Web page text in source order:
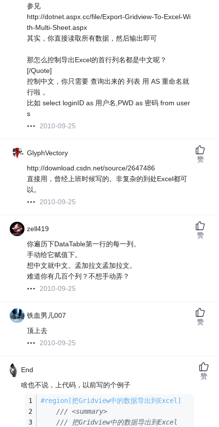
参见
http://dotnet.aspx.cc/file/Export-Gridview-To-Excel-Wi
th-Multi-Sheet.aspx
其实，你直接读取所有数据，然后输出即可
那怎么控制导出Excel的首行列名都是中文呢？
[/Quote]
控制中文，你只需要 查询出来的 列表 用 AS 重命名就
行啦 。
比如 select loginID as 用户名,PWD as 密码 from user
s
2010-09-25
GlyphVectory
http://download.csdn.net/source/2647486
直接用，曾经上班时候写的。非复杂的到处Excel都可
以。
2010-09-25
赞
zell419
你遍历下DataTable第一行的每一列。
手动给它赋值下。
想中文就中文。孟加拉文孟加拉文。
难道你有几百个列？不想手动弄？
2010-09-25
赞
铁血男儿007
顶上去
2010-09-25
赞
End
啥也不说，上代码，以前写的个例子
#region[把Gridview中的数据导出到Excel]
/// <summary>
/// 把Gridview中的数据导出到Excel
赞